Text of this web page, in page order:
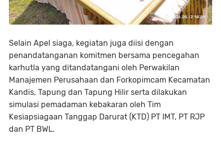
Selain Apel siaga, kegiatan juga diisi dengan
penandatanganan komitmen bersama pencegahan
karhutla yang ditandatangani oleh Perwakilan
Manajemen Perusahaan dan Forkopimcam Kecamatan
Kandis, Tapung dan Tapung Hilir serta dilakukan
simulasi pemadaman kebakaran oleh Tim
Kesiapsiagaan Tanggap Darurat (KTD) PT IMT, PT RJP
dan PT BWL.